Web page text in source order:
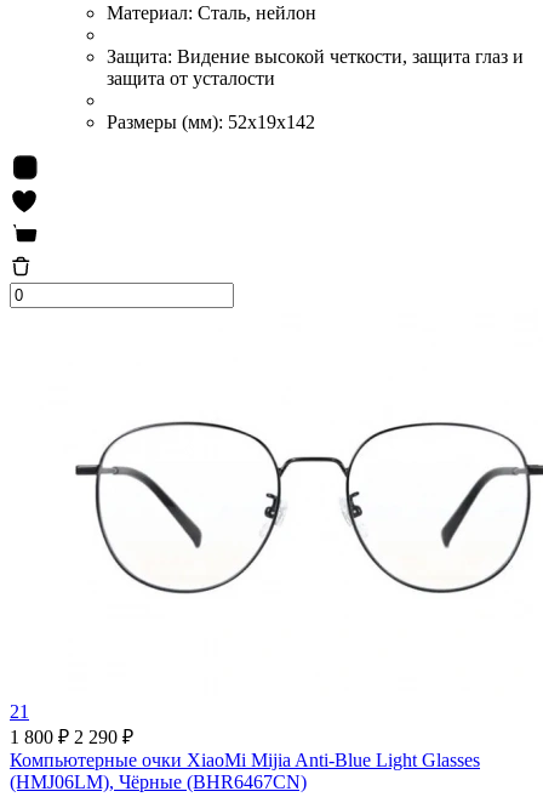
Материал: Сталь, нейлон
Защита: Видение высокой четкости, защита глаз и
защита от усталости
Размеры (мм): 52x19x142
21
1 800 ₽ 2 290 ₽
Компьютерные очки XiaoMi Mijia Anti-Blue Light Glasses
(HMJ06LM), Чёрные (BHR6467CN)